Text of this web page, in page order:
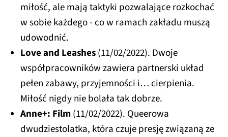
miłość, ale mają taktyki pozwalające rozkochać
w sobie każdego - co w ramach zakładu muszą
udowodnić.
Love and Leashes(11/02/2022). Dwoje
współpracowników zawiera partnerski układ
pełen zabawy, przyjemności i… cierpienia.
Miłość nigdy nie bolała tak dobrze.
Anne+: Film(11/02/2022). Queerowa
dwudziestolatka, która czuje presję związaną ze